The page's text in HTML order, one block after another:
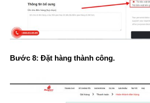
Bước 8: Đặt hàng thành công.